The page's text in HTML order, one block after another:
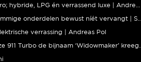
verrassing | Andreas Pol